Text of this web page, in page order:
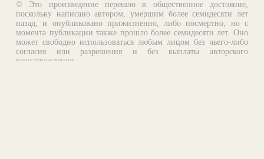
© Это произведение перешло в общественное достояние,
поскольку написано автором, умершим более семидесяти лет
назад, и опубликовано прижизненно, либо посмертно, но с
момента публикации также прошло более семидесяти лет. Оно
может свободно использоваться любым лицом без чьего-либо
согласия или разрешения и без выплаты авторского
вознаграждения.